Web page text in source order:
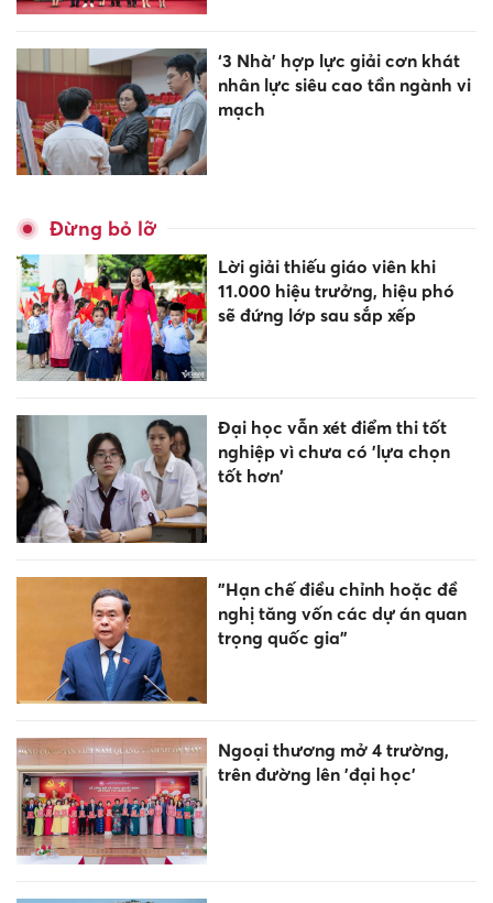
‘3 Nhà’ hợp lực giải cơn khát
nhân lực siêu cao tần ngành vi
mạch
Đừng bỏ lỡ
Lời giải thiếu giáo viên khi
11.000 hiệu trưởng, hiệu phó
sẽ đứng lớp sau sắp xếp
Đại học vẫn xét điểm thi tốt
nghiệp vì chưa có 'lựa chọn
tốt hơn'
"Hạn chế điều chỉnh hoặc đề
nghị tăng vốn các dự án quan
trọng quốc gia"
Ngoại thương mở 4 trường,
trên đường lên 'đại học'